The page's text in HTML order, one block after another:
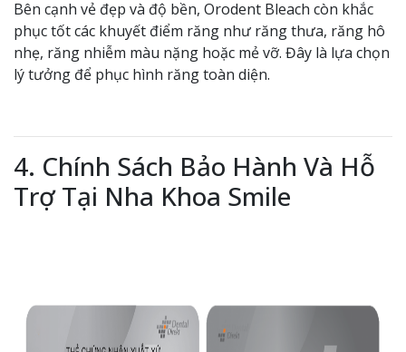
Bên cạnh vẻ đẹp và độ bền, Orodent Bleach còn khắc
phục tốt các khuyết điểm răng như răng thưa, răng hô
nhẹ, răng nhiễm màu nặng hoặc mẻ vỡ. Đây là lựa chọn
lý tưởng để phục hình răng toàn diện.
4. Chính Sách Bảo Hành Và Hỗ
Trợ Tại Nha Khoa Smile